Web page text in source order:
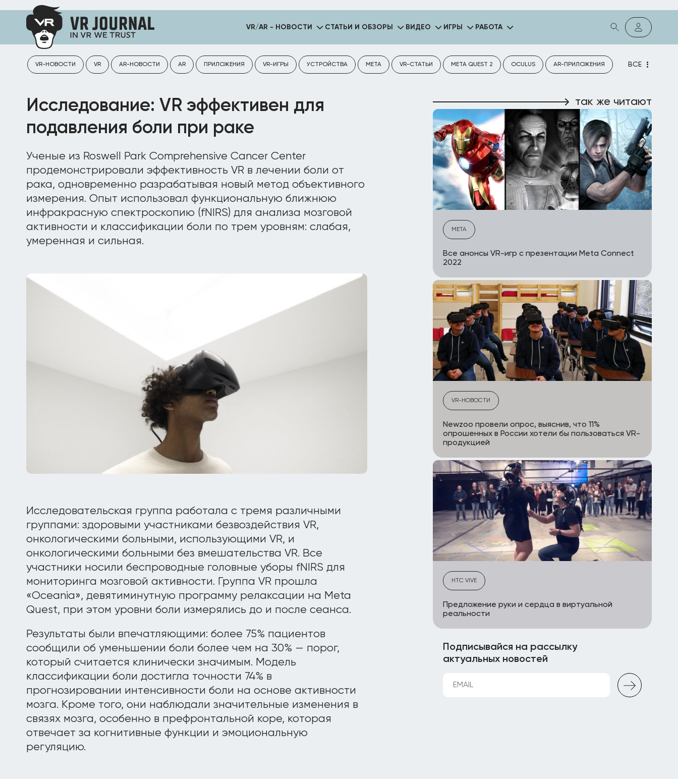
VR/AR - НОВОСТИ СТАТЬИ И ОБЗОРЫ ВИДЕО ИГРЫ РАБОТА
VR-НОВОСТИ VR AR-НОВОСТИ AR ПРИЛОЖЕНИЯ VR-ИГРЫ УСТРОЙСТВА META VR-СТАТЬИ META QUEST 2 OCULUS AR-ПРИЛОЖЕНИЯ ВСЕ
Исследование: VR эффективен для
подавления боли при раке
Ученые из Roswell Park Comprehensive Cancer Center
продемонстрировали эффективность VR в лечении боли от
рака, одновременно разрабатывая новый метод объективного
измерения. Опыт использовал функциональную ближнюю
инфракрасную спектроскопию (fNIRS) для анализа мозговой
активности и классификации боли по трем уровням: слабая,
умеренная и сильная.
Исследовательская группа работала с тремя различными
группами: здоровыми участниками безвоздействия VR,
онкологическими больными, использующими VR, и
онкологическими больными без вмешательства VR. Все
участники носили беспроводные головные уборы fNIRS для
мониторинга мозговой активности. Группа VR прошла
«Oceania», девятиминутную программу релаксации на Meta
Quest, при этом уровни боли измерялись до и после сеанса.
Результаты были впечатляющими: более 75% пациентов
сообщили об уменьшении боли более чем на 30% — порог,
который считается клинически значимым. Модель
классификации боли достигла точности 74% в
прогнозировании интенсивности боли на основе активности
мозга. Кроме того, они наблюдали значительные изменения в
связях мозга, особенно в префронтальной коре, которая
отвечает за когнитивные функции и эмоциональную
регуляцию.
так же читают
META
Все анонсы VR-игр с презентации Meta Connect
2022
VR-НОВОСТИ
Newzoo провели опрос, выяснив, что 11%
опрошенных в России хотели бы пользоваться VR-
продукцией
HTC VIVE
Предложение руки и сердца в виртуальной
реальности
Подписывайся на рассылку
актуальных новостей